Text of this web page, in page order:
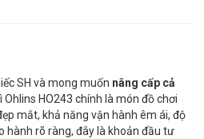
SH và mong muốn nâng cấp cả
Ohlins HO243 chính là món đồ chơi
mắt, khả năng vận hành êm ái, độ
hành rõ ràng, đây là khoản đầu tư